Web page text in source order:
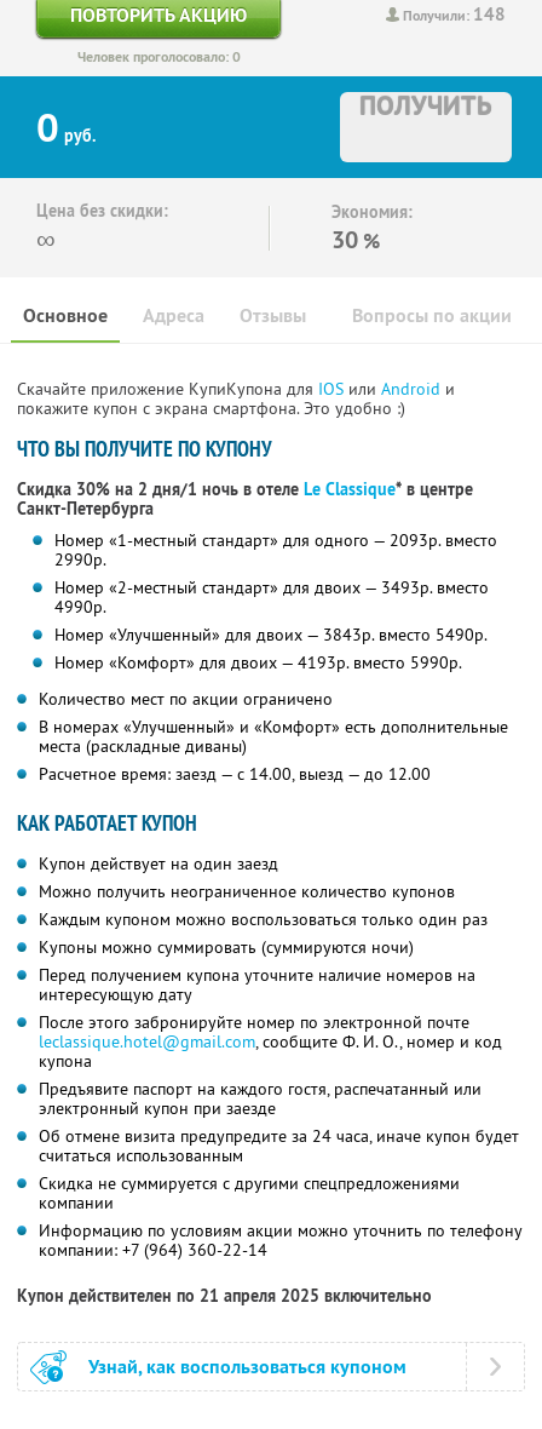
Получили: 148
ПОВТОРИТЬ АКЦИЮ
Человек проголосовало: 0
0 руб.
ПОЛУЧИТЬ
Цена без скидки:
∞
Экономия:
30 %
Основное Отзывы Вопросы по акции
Адреса
Скачайте приложение КупиКупона для IOS или Android и
покажите купон с экрана смартфона. Это удобно :)
ЧТО ВЫ ПОЛУЧИТЕ ПО КУПОНУ
Скидка 30% на 2 дня/1 ночь в отеле Le Classique* в центре
Санкт-Петербурга
Номер «1-местный стандарт» для одного — 2093р. вместо
2990р.
Номер «2-местный стандарт» для двоих — 3493р. вместо
4990р.
Номер «Улучшенный» для двоих — 3843р. вместо 5490р.
Номер «Комфорт» для двоих — 4193р. вместо 5990р.
Количество мест по акции ограничено
В номерах «Улучшенный» и «Комфорт» есть дополнительные
места (раскладные диваны)
Расчетное время: заезд — с 14.00, выезд — до 12.00
КАК РАБОТАЕТ КУПОН
Купон действует на один заезд
Можно получить неограниченное количество купонов
Каждым купоном можно воспользоваться только один раз
Купоны можно суммировать (суммируются ночи)
Перед получением купона уточните наличие номеров на
интересующую дату
После этого забронируйте номер по электронной почте
leclassique.hotel@gmail.com,сообщите Ф. И. О.,номер и код
купона
Предъявите паспорт на каждого гостя, распечатанный или
электронный купон при заезде
Об отмене визита предупредите за 24 часа, иначе купон будет
считаться использованным
Скидка не суммируется с другими спецпредложениями
компании
Информацию по условиям акции можно уточнить по телефону
компании: +7 (964) 360-22-14
Купон действителен по 21 апреля 2025 включительно
Узнай, как воспользоваться купоном